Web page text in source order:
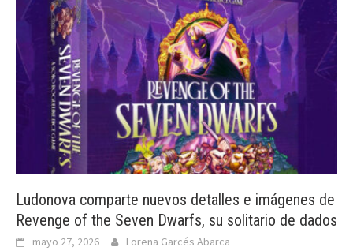
Ludonova comparte nuevos detalles e imágenes de
Revenge of the Seven Dwarfs, su solitario de dados
mayo 27, 2026 Lorena Garcés Abarca